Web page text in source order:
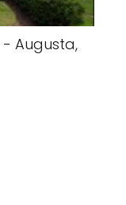
- Augusta,